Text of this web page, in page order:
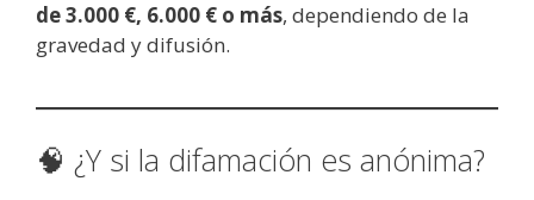
de 3.000 €, 6.000 € o más, dependiendo de la
gravedad y difusión.
🧠 ¿Y si la difamación es anónima?